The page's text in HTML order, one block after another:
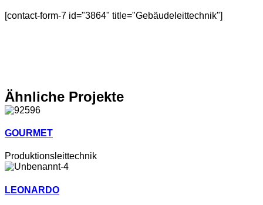
[contact-form-7 id="3864" title="Gebäudeleittechnik"]
Ähnliche Projekte
GOURMET
Produktionsleittechnik
LEONARDO